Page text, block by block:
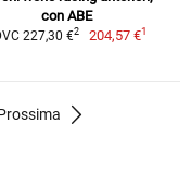
con ABE
227,30 €2 204,57 €1